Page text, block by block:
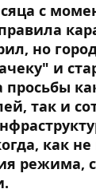
с
но
и
просьбы
так и
как
режима,